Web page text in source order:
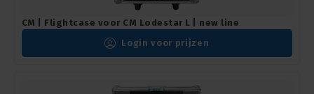
CM | Flightcase voor CM Lodestar L | new line
Login voor prijzen